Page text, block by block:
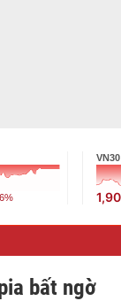
VN30
bất ngờ